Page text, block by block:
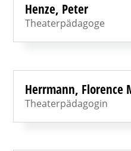
Henze, Peter
Theaterpädagoge
Herrmann, Florence
Theaterpädagogin